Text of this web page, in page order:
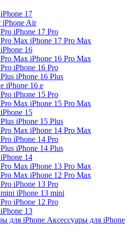
iPhone 17
iPhone Air
iPhone 17 Pro
iPhone 17 Pro Max
iPhone 16
iPhone 16 Pro Max
iPhone 16 Pro
iPhone 16 Plus
iPhone 16 e
iPhone 15 Pro
iPhone 15 Pro Max
iPhone 15
iPhone 15 Plus
iPhone 14 Pro Max
iPhone 14 Pro
iPhone 14 Plus
iPhone 14
iPhone 13 Pro Max
iPhone 12 Pro Max
iPhone 13 Pro
iPhone 13 mini
iPhone 12 Pro
iPhone 13
Аксессуары для iPhone